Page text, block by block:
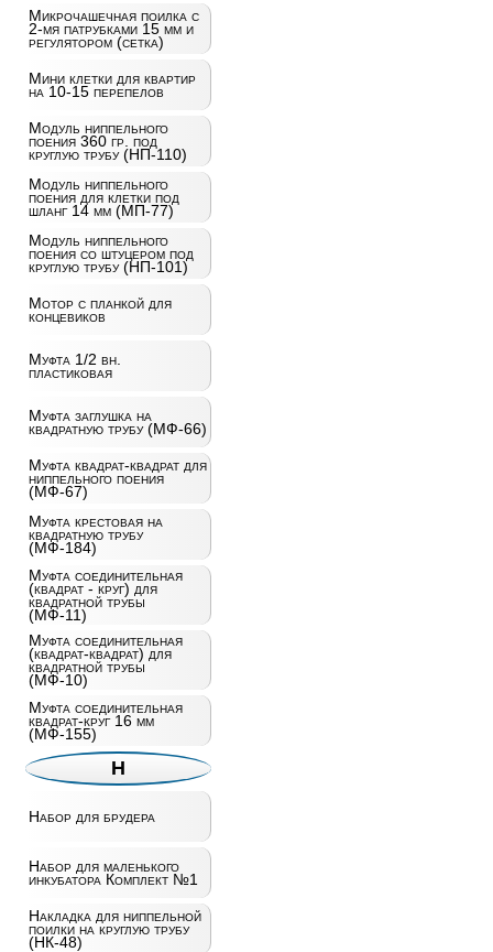
Микрочашечная поилка с
2-мя патрубками 15 мм и
регулятором (сетка)
Мини клетки для квартир
на 10-15 перепелов
Модуль ниппельного
поения 360 гр. под
круглую трубу (НП-110)
Модуль ниппельного
поения для клетки под
шланг 14 мм (МП-77)
Модуль ниппельного
поения со штуцером под
круглую трубу (НП-101)
Мотор с планкой для
концевиков
Муфта 1/2 вн.
пластиковая
Муфта заглушка на
квадратную трубу (МФ-66)
Муфта квадрат-квадрат для
ниппельного поения
(МФ-67)
Муфта крестовая на
квадратную трубу
(МФ-184)
Муфта соединительная
(квадрат - круг) для
квадратной трубы
(МФ-11)
Муфта соединительная
(квадрат-квадрат) для
квадратной трубы
(МФ-10)
Муфта соединительная
квадрат-круг 16 мм
(МФ-155)
Н
Набор для брудера
Набор для маленького
инкубатора Комплект №1
Накладка для ниппельной
поилки на круглую трубу
(НК-48)